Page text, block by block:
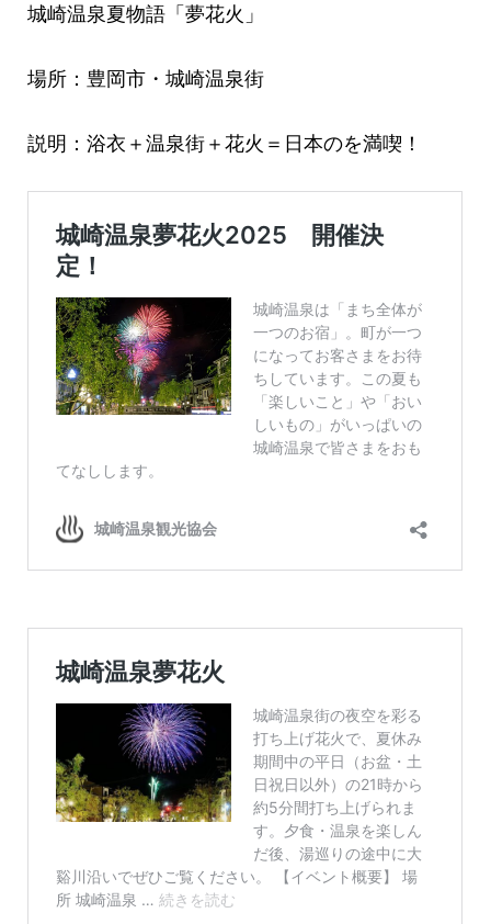
城崎温泉夏物語「夢花火」
場所：豊岡市・城崎温泉街
説明：浴衣＋温泉街＋花火＝日本のを満喫！